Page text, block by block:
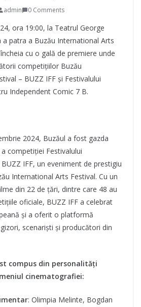
admin 0 Comments
ora 19:00, la Teatrul George
a patra a Buzău International Arts
cu o gală de premiere unde
competițiilor Buzău
– BUZZ IFF și Festivalului
Independent Comic 7 B.
2024, Buzăul a fost gazda
competiției Festivalului
IFF, un eveniment de prestigiu
International Arts Festival. Cu un
din 22 de țări, dintre care 48 au
oficiale, BUZZ IFF a celebrat
și a oferit o platformă
scenariști și producători din
compus din personalități
cinematografiei:
: Olimpia Melinte, Bogdan